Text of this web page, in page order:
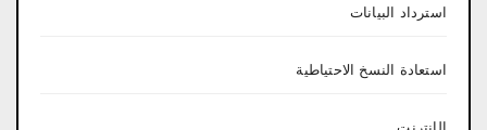
استرداد البيانات
استعادة النسخ الاحتياطية